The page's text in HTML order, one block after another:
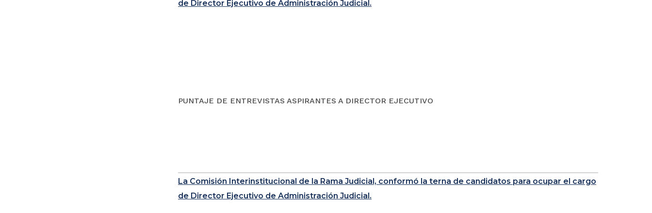
de Director Ejecutivo de Administración Judicial.
PUNTAJE DE ENTREVISTAS ASPIRANTES A DIRECTOR EJECUTIVO
La Comisión Interinstitucional de la Rama Judicial, conformó la terna de candidatos para ocupar el cargo
de Director Ejecutivo de Administración Judicial.